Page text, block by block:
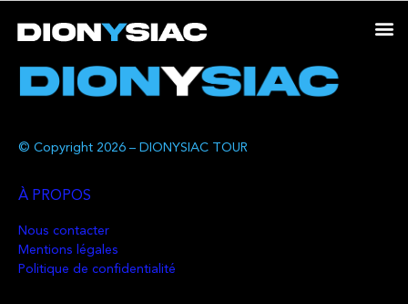
© Copyright 2026 – DIONYSIAC TOUR
À PROPOS
Nous contacter
Mentions légales
Politique de confidentialité